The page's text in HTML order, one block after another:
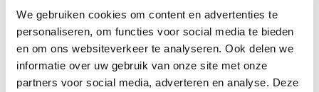
We gebruiken cookies om content en advertenties te
personaliseren, om functies voor social media te bieden
en om ons websiteverkeer te analyseren. Ook delen we
informatie over uw gebruik van onze site met onze
partners voor social media, adverteren en analyse. Deze
Monitorbeugel + Muuradapter voor
Muurbevestiging
DS70-450BL1 Monitorarm 17-42" - gasveer - Topfix
- 180°-stop +AWL75-450BL Muuradapter
-2%